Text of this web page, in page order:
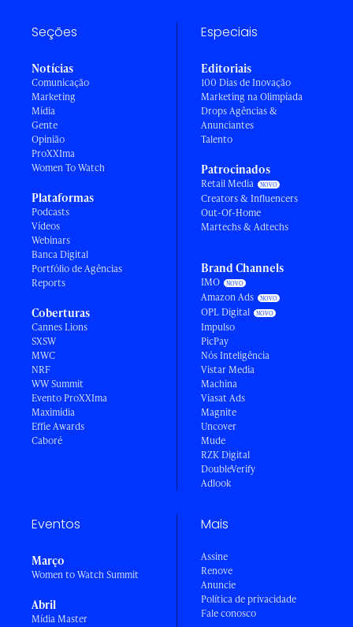
Seções
Notícias
Comunicação
Marketing
Mídia
Gente
Opinião
ProXXIma
Women To Watch
Plataformas
Podcasts
Vídeos
Webinars
Banca Digital
Portfólio de Agências
Reports
Coberturas
Cannes Lions
SXSW
MWC
NRF
WW Summit
Evento ProXXIma
Maximídia
Effie Awards
Caboré
Especiais
Editoriais
100 Dias de Inovação
Marketing na Olimpíada
Drops Agências &
Anunciantes
Talento
Patrocinados
Retail Media
Creators & Influencers
Out-Of-Home
Martechs & Adtechs
Brand Channels
IMO
Amazon Ads
OPL Digital
Impulso
PicPay
Nós Inteligência
Vistar Media
Machina
Viasat Ads
Magnite
Uncover
Mude
RZK Digital
DoubleVerify
Adlook
Eventos
Março
Women to Watch Summit
Abril
Mídia Master
Mais
Assine
Renove
Anuncie
Política de privacidade
Fale conosco